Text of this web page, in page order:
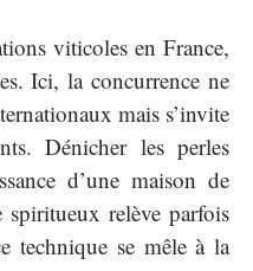
viticoles en France,
Ici, la concurrence ne
mais s’invite
Dénicher les perles
d’une maison de
relève parfois
technique se mêle à la